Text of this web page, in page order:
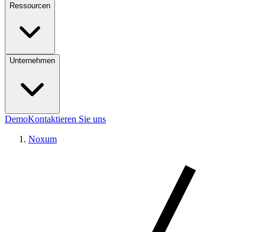
Ressourcen
Unternehmen
DemoKontaktieren Sie uns
Noxum